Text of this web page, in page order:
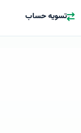
تسویه حساب